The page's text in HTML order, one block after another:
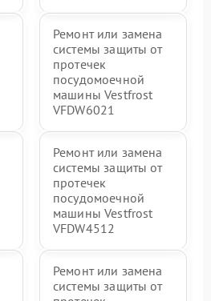
Ремонт или замена
системы защиты от
протечек
посудомоечной
машины Vestfrost
VFDW6021
Ремонт или замена
системы защиты от
протечек
посудомоечной
машины Vestfrost
VFDW4512
Ремонт или замена
системы защиты от